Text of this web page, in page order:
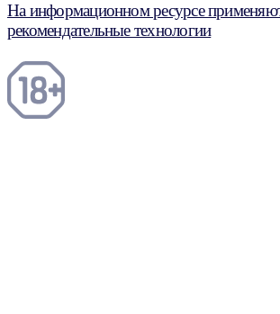
На информационном ресурсе
рекомендательные технологии